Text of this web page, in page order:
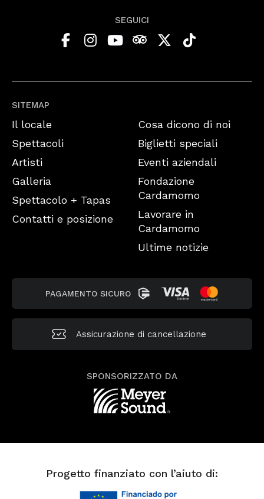
SITEMAP
Il locale
Spettacoli
Artisti
Galleria
Spettacolo + Tapas
Contatti e posizione
Cosa dicono di noi
Biglietti speciali
Eventi aziendali
Fondazione
Cardamomo
Lavorare in
Cardamomo
Ultime notizie
SEGUICI
PAGAMENTO SICURO
Assicurazione di cancellazione
SPONSORIZZATO DA
Progetto finanziato con l’aiuto di: